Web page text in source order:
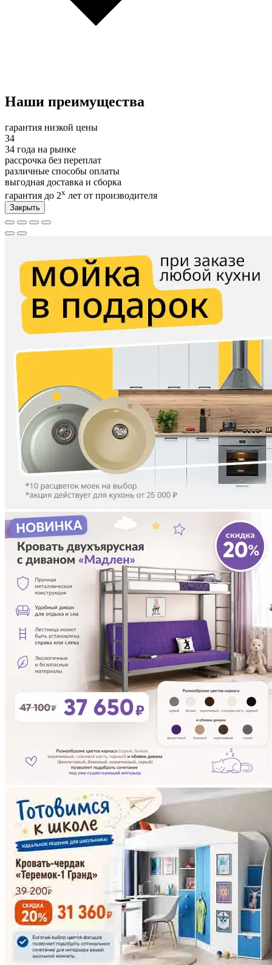
Наши преимущества
гарантия низкой цены
34
34 года на рынке
рассрочка без переплат
различные способы оплаты
выгодная доставка и сборка
гарантия до 2х лет от производителя
Закрыть